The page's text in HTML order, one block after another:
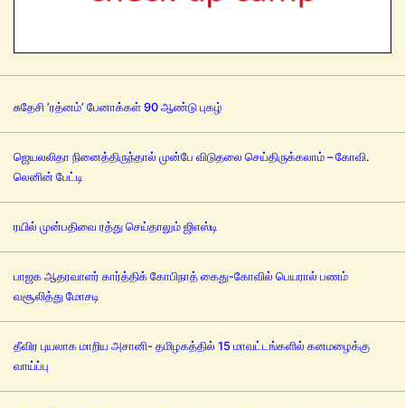
சுதேசி ’ரத்னம்’ பேனாக்கள் 90 ஆண்டு புகழ்
ஜெயலலிதா நினைத்திருந்தால் முன்பே விடுதலை செய்திருக்கலாம் – கோவி.
லெனின் பேட்டி
ரயில் முன்பதிவை ரத்து செய்தாலும் ஜிஎஸ்டி
பாஜக ஆதரவாளர் கார்த்திக் கோபிநாத் கைது-கோவில் பெயரால் பணம்
வசூலித்து மோசடி
தீவிர புயலாக மாறிய அசானி- தமிழகத்தில் 15 மாவட்டங்களில் கனமழைக்கு
வாய்ப்பு